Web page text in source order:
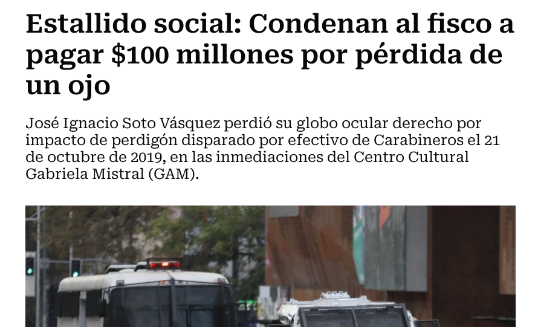
Estallido social: Condenan al fisco a
pagar $100 millones por pérdida de
un ojo
José Ignacio Soto Vásquez perdió su globo ocular derecho por
impacto de perdigón disparado por efectivo de Carabineros el 21
de octubre de 2019, en las inmediaciones del Centro Cultural
Gabriela Mistral (GAM).